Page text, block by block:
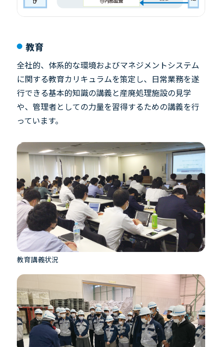
教育
全社的、体系的な環境およびマネジメントシステム
に関する教育カリキュラムを策定し、日常業務を遂
行できる基本的知識の講義と産廃処理施設の見学
や、管理者としての力量を習得するための講義を行
っています。
教育講義状況